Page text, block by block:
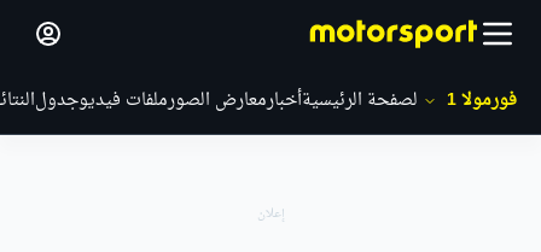
فورمولا 1 الصفحة الرئيسيةأخبارمعارض الصورملفات فيديوجدول